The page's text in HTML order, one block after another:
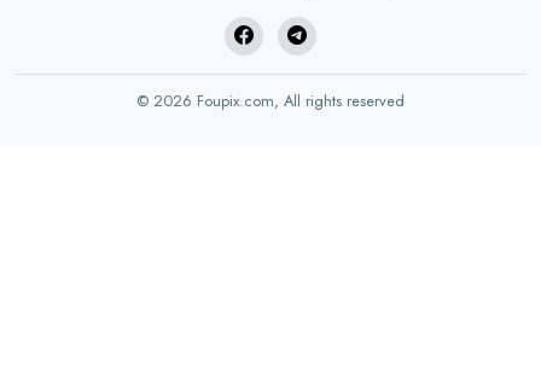
© 2026 Foupix.com, All rights reserved